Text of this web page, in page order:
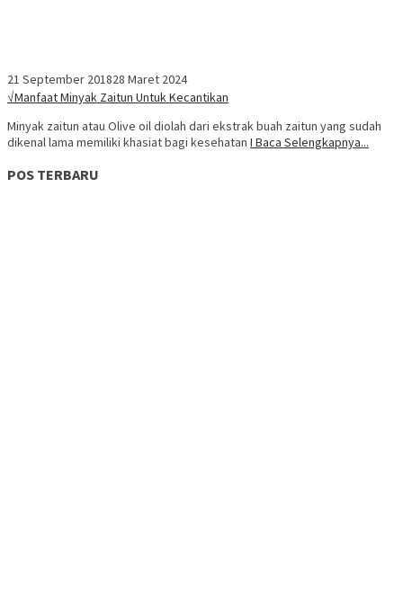
21 September 201828 Maret 2024
√Manfaat Minyak Zaitun Untuk Kecantikan
Minyak zaitun atau Olive oil diolah dari ekstrak buah zaitun yang sudah
dikenal lama memiliki khasiat bagi kesehatan I Baca Selengkapnya...
POS TERBARU